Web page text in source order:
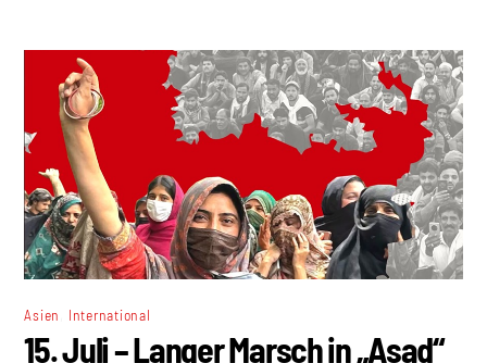
Asien International
15. Juli – Langer Marsch in „Asad“